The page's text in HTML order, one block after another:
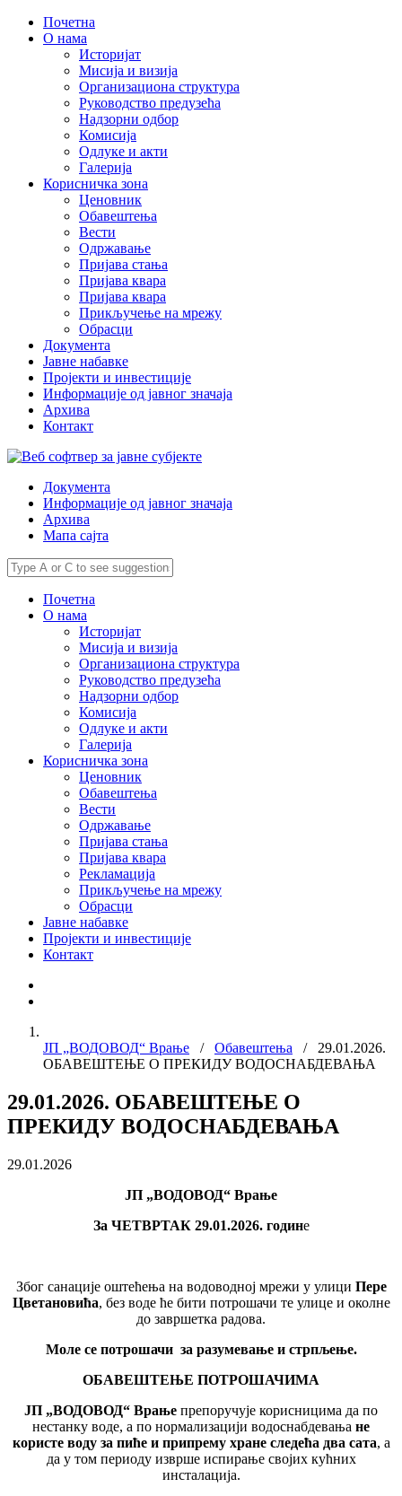
Почетна
О нама
Историјат
Мисија и визија
Организациона структура
Руководство предузећа
Надзорни одбор
Комисија
Одлуке и акти
Галерија
Корисничка зона
Ценовник
Обавештења
Вести
Одржавање
Пријава стања
Пријава квара
Пријава квара
Прикључење на мрежу
Обрасци
Документа
Јавне набавке
Пројекти и инвестиције
Информације од јавног значаја
Архива
Контакт
Документа
Информације од јавног значаја
Архива
Мапа сајта
Почетна
О нама
Историјат
Мисија и визија
Организациона структура
Руководство предузећа
Надзорни одбор
Комисија
Одлуке и акти
Галерија
Корисничка зона
Ценовник
Обавештења
Вести
Одржавање
Пријава стања
Пријава квара
Рекламација
Прикључење на мрежу
Обрасци
Јавне набавке
Пројекти и инвестиције
Контакт
ЈП „ВОДОВОД“ Врање / Обавештења / 29.01.2026.
ОБАВЕШТЕЊЕ О ПРЕКИДУ ВОДОСНАБДЕВАЊА
29.01.2026. ОБАВЕШТЕЊЕ О
ПРЕКИДУ ВОДОСНАБДЕВАЊА
29.01.2026
ЈП „ВОДОВОД“ Врање
За ЧЕТВРТАК 29.01.2026. године
Због санације оштећења на водоводној мрежи у улици Пере
Цветановића, без воде ће бити потрошачи те улице и околне
до завршетка радова.
Моле се потрошачи за разумевање и стрпљење.
ОБАВЕШТЕЊЕ ПОТРОШАЧИМА
ЈП „ВОДОВОД“ Врање препоручује корисницима да по
нестанку воде, а по нормализацији водоснабдевања не
користе воду за пиће и припрему хране следећа два сата, а
да у том периоду изврше испирање својих кућних
инсталација.